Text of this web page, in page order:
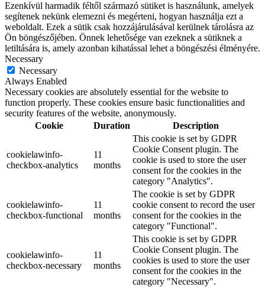
Ezenkívül harmadik féltől származó sütiket is használunk, amelyek
segítenek nekünk elemezni és megérteni, hogyan használja ezt a
weboldalt. Ezek a sütik csak hozzájárulásával kerülnek tárolásra az
Ön böngészőjében. Önnek lehetősége van ezeknek a sütiknek a
letiltására is, amely azonban kihatással lehet a böngészési élményére.
Necessary
Necessary
Always Enabled
Necessary cookies are absolutely essential for the website to
function properly. These cookies ensure basic functionalities and
security features of the website, anonymously.
Cookie
Duration Description
cookielawinfo-
checkbox-analytics
11
months
This cookie is set by GDPR
Cookie Consent plugin. The
cookie is used to store the user
consent for the cookies in the
category "Analytics".
cookielawinfo-
checkbox-functional
11
months
The cookie is set by GDPR
cookie consent to record the user
consent for the cookies in the
category "Functional".
cookielawinfo-
checkbox-necessary
11
months
This cookie is set by GDPR
Cookie Consent plugin. The
cookies is used to store the user
consent for the cookies in the
category "Necessary".